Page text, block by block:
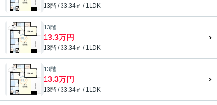
13階 / 33.34㎡ / 1LDK
13階
13.3万円
13階 / 33.34㎡ / 1LDK
13階
13.3万円
13階 / 33.34㎡ / 1LDK